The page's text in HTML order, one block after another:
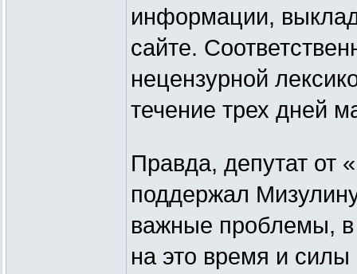
информации,
сайте.
нецензурной
течение трех дней
Правда, депутат от
поддержал
важные проблемы, в
на это время и силы